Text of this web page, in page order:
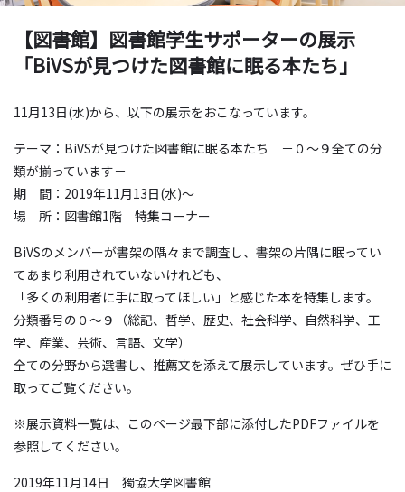
【図書館】図書館学生サポーターの展示
「BiVSが見つけた図書館に眠る本たち」
11月13日(水)から、以下の展示をおこなっています。
テーマ：BiVSが見つけた図書館に眠る本たち －０～９全ての分
類が揃っています－
期 間：2019年11月13日(水)～
場 所：図書館1階 特集コーナー
BiVSのメンバーが書架の隅々まで調査し、書架の片隅に眠ってい
てあまり利用されていないけれども、
「多くの利用者に手に取ってほしい」と感じた本を特集します。
分類番号の０～９（総記、哲学、歴史、社会科学、自然科学、工
学、産業、芸術、言語、文学）
全ての分野から選書し、推薦文を添えて展示しています。ぜひ手に
取ってご覧ください。
※展示資料一覧は、このページ最下部に添付したPDFファイルを
参照してください。
2019年11月14日 獨協大学図書館